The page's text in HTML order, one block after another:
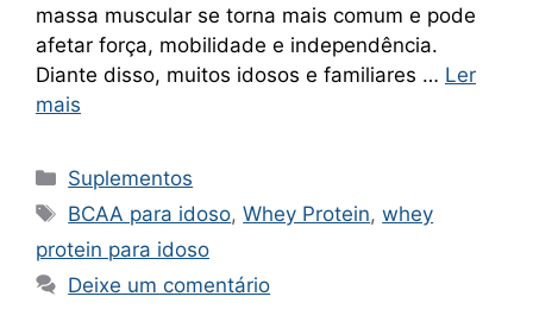
massa muscular se torna mais comum e pode
afetar força, mobilidade e independência.
Diante disso, muitos idosos e familiares … Ler
mais
Categorias
Suplementos
Tags
BCAA para idoso,Whey Protein,whey
protein para idoso
Deixe um comentário